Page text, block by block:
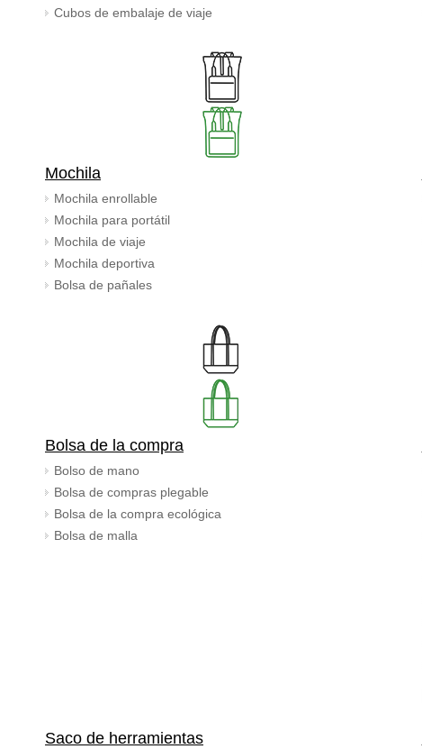
Cubos de embalaje de viaje
Mochila
Mochila enrollable
Mochila para portátil
Mochila de viaje
Mochila deportiva
Bolsa de pañales
Bolsa de la compra
Bolso de mano
Bolsa de compras plegable
Bolsa de la compra ecológica
Bolsa de malla
Saco de herramientas